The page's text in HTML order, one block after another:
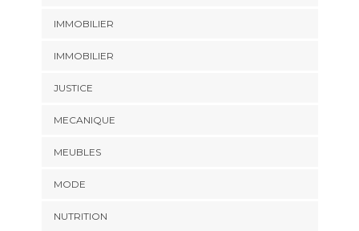
IMMOBILIER
IMMOBILIER
JUSTICE
MECANIQUE
MEUBLES
MODE
NUTRITION